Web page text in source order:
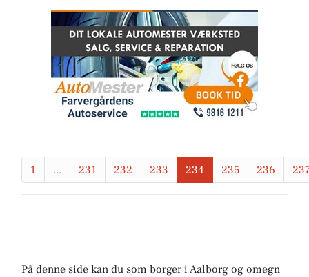
1 ... 231 232 233 234 235 236
På denne side kan du som borger i Aalborg og omegn